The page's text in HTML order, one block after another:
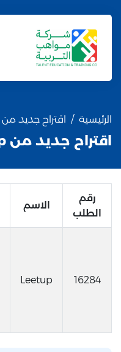
الرئيسية اقتراح جديد من Leetup
اقتراح جديد من Leetup
رقم
الطلب
الاسم
16284
Leetup